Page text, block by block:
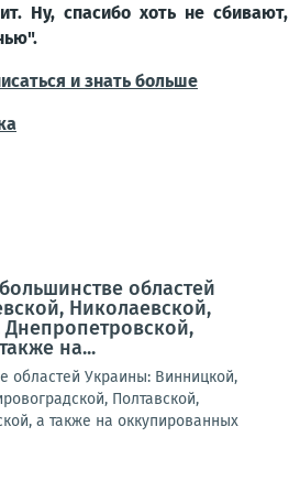
Ну, спасибо хоть не сбивают,
и знать больше
областей
Николаевской,
на...
областей Украины: Винницкой,
Полтавской,
а также на оккупированных